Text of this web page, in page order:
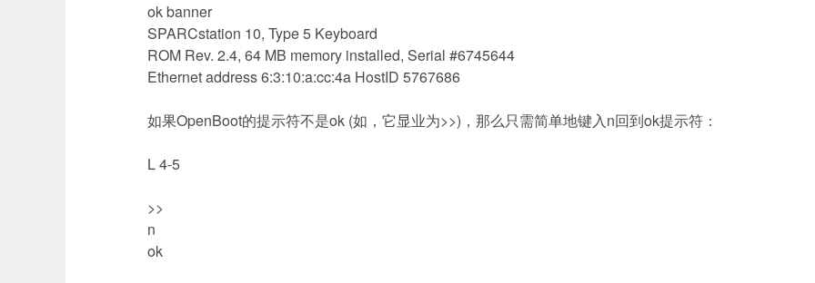
ok banner
SPARCstation 10, Type 5 Keyboard
ROM Rev. 2.4, 64 MB memory installed, Serial #6745644
Ethernet address 6:3:10:a:cc:4a HostID 5767686
如果OpenBoot的提示符不是ok (如，它显业为>>) ，那么只需简单地键入n回到ok提示符：
L 4-5
>>
n
ok